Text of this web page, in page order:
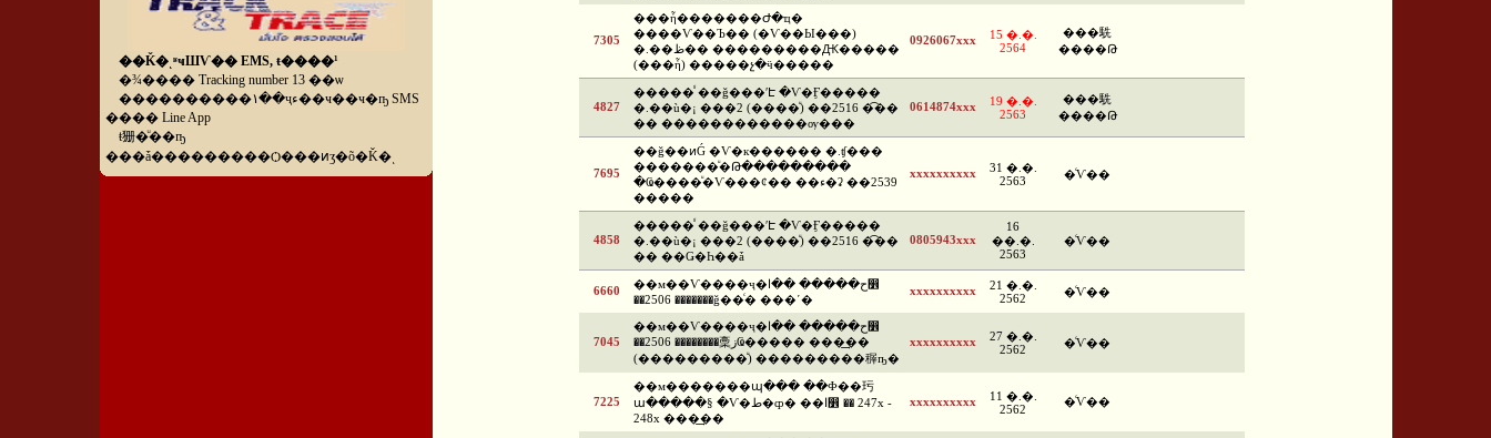
��Ǩ�ͺʶҹШѴ�� EMS, ŧ����¹
�¾���� Tracking number 13 ��ѡ
����������١��ҷء��ҹ��ҹ�ҧ SMS
���� Line App
ŧ㹪�ͧ��ҧ
���ǡ���������Ѻ���ͷӡ�õ�Ǩ�ͺ
7305
���ἧ�������Ժ�ҵ�
����Ѵ��Ъ�� (�Ѵ��Ы���)
�.��ظ�� ���������Ԫ�����
(���ἧ) �����չ�ӵ�����
0926067xxx
15 �.�.
2564
���駪
����Թ
4827
�����ⷹ ��ǧ���ʹԷ �Ѵ�Ӻ�����
�.��ù�¡ ���2 (����ͧ) ��2516 �͡��
�� ������������ѹ���
0614874xxx
19 �.�.
2563
���駪
����Թ
7695
��ǧ��ͷǴ �Ѵ�к������ �.ʧ���
�������ͧ�Թ���������
�Ҩ����ͧ�Ѵ���¢�� ��ء�ʡ ��2539
�����
xxxxxxxxxx
31 �.�.
2563
�ͨѴ��
4858
�����ⷹ ��ǧ���ʹԷ �Ѵ�Ӻ�����
�.��ù�¡ ���2 (����ͧ) ��2516 �͡��
�� ��Ǥ�Һ��ǡ
0805943xxx
16
��.�.
2563
�ͨѴ��
6660
��м��Ѵ����ҷ�ح����� ��ا෾
��2506 �������ǧ��ͨ� ���ʹ�
xxxxxxxxxx
21 �.�.
2562
�ͨѴ��
7045
��м��Ѵ����ҷ�ح����� ��ا෾
��2506 ��������稾زҨ����� ���͢��
(���������ͧ) ���������稺ҧ�
xxxxxxxxxx
27 �.�.
2562
�ͨѴ��
7225
��м�������պ��� ��Ф��㺮
ա�����§ �Ѵ�ط�ȹ� ��ا෾ �� 247x -
248x ���͢��
xxxxxxxxxx
11 �.�.
2562
�ͨѴ��